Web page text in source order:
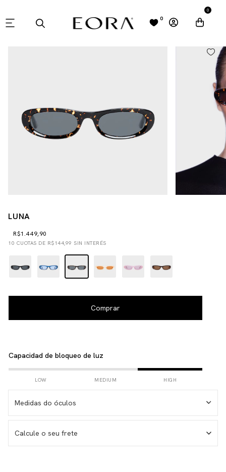
0
0
LUNA
R$1.449,90
10 CUOTAS DE R$144,99 SIN INTERÉS
Capacidad de bloqueo de luz
LOW MEDIUM HIGH
Medidas do óculos
Calcule o seu frete